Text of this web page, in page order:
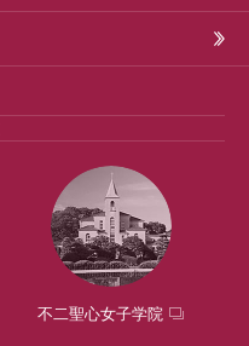
不二聖心女子学院